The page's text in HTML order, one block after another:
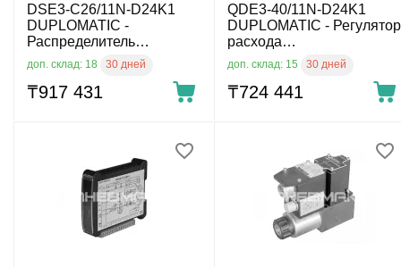
DSE3-C26/11N-D24K1
DUPLOMATIC -
Распределитель
гидравлический прямого
действия с электр.
пропорц. упр. CETOP 03
доп. склад: 18 30 дней
₸917 431
QDE3-40/11N-D24K1
DUPLOMATIC - Регулятор
расхода
пропорциональный
CETOP
доп. склад: 15 30 дней
₸724 441